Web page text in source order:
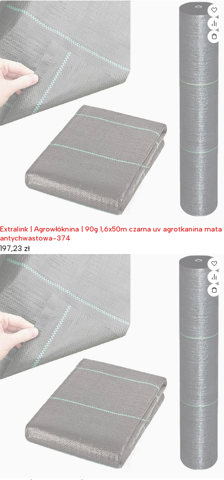
Wyprzedane
Extralink | Agrowłóknina | 90g 1,6x50m czarna uv agrotkanina mata
antychwastowa-374
197,23 zł